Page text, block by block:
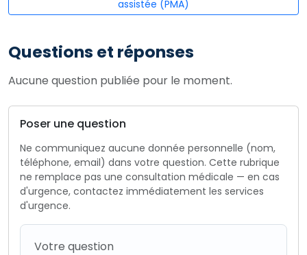
assistée (PMA)
Questions et réponses
Aucune question publiée pour le moment.
Poser une question
Ne communiquez aucune donnée personnelle (nom,
téléphone, email) dans votre question. Cette rubrique
ne remplace pas une consultation médicale — en cas
d'urgence, contactez immédiatement les services
d'urgence.